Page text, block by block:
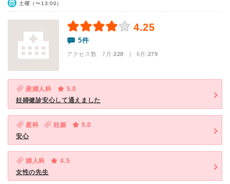
土曜（〜13:00）
4.25
5件
アクセス数 7月:228 | 6月:279
産婦人科
5.0
妊婦健診安心して通えました
産科 妊娠
5.0
安心
婦人科
4.5
女性の先生